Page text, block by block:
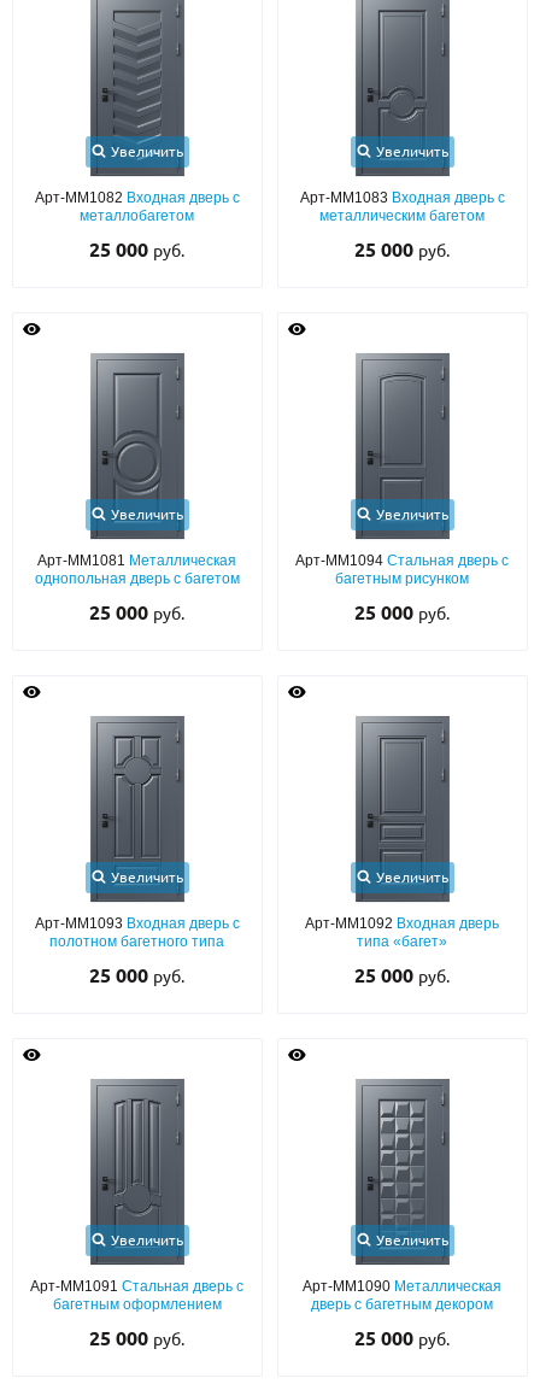
С реечным дизайном
ПО НАЗНАЧЕНИЮ
ПО ОСОБЕННОСТЯМ
ПО КОНСТРУКЦИИ
Популярные двери
УСТАНОВКА
О НАС
Металлические двери от производителя с доставкой и установкой в
ПН-СБ - с 9:00 до 21:00, ВС - до 19:00
+7 (495) 411-44-41
INFO@META-M.RU
Записаться на замер
Увеличить
Арт-ММ1082 Входная дверь с
металлобагетом
25 000 руб.
Увеличить
Арт-ММ1083 Входная дверь с
металлическим багетом
25 000 руб.
Увеличить
Арт-ММ1081 Металлическая
однопольная дверь с багетом
25 000 руб.
Увеличить
Арт-ММ1094Стальная дверь с
багетным рисунком
25 000 руб.
Увеличить
Арт-ММ1093 Входная дверь с
полотном багетного типа
25 000 руб.
Увеличить
Арт-ММ1092 Входная дверь
типа «багет»
25 000 руб.
Увеличить
Арт-ММ1091Стальная дверь с
багетным оформлением
25 000 руб.
Увеличить
Арт-ММ1090 Металлическая
дверь с багетным декором
25 000 руб.